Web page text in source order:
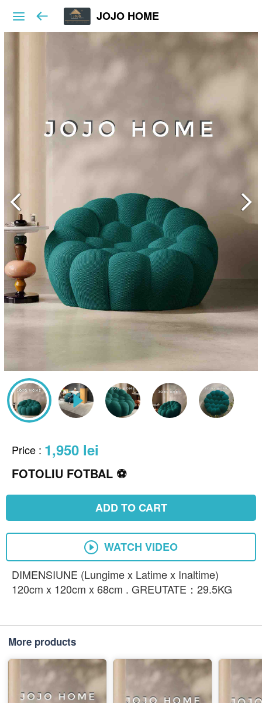
JOJO HOME
Price : 1,950 lei
FOTOLIU FOTBAL ⚽️
ADD TO CART
WATCH VIDEO
DIMENSIUNE (Lungime x Latime x Inaltime)
120cm x 120cm x 68cm . GREUTATE：29.5KG
More products